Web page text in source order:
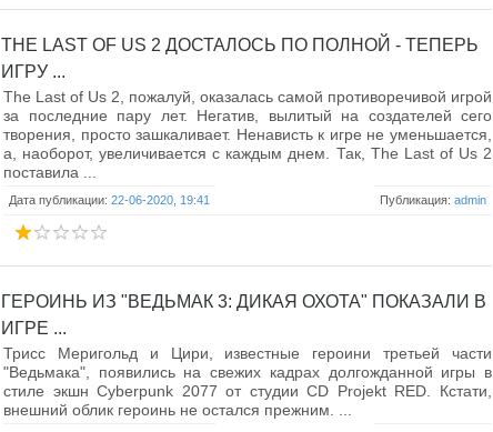
THE LAST OF US 2 ДОСТАЛОСЬ ПО ПОЛНОЙ - ТЕПЕРЬ
ИГРУ ...
The Last of Us 2, пожалуй, оказалась самой противоречивой игрой
за последние пару лет. Негатив, вылитый на создателей сего
творения, просто зашкаливает. Ненависть к игре не уменьшается,
а, наоборот, увеличивается с каждым днем. Так, The Last of Us 2
поставила ...
Дата публикации: 22-06-2020, 19:41 Публикация: admin
ГЕРОИНЬ ИЗ "ВЕДЬМАК 3: ДИКАЯ ОХОТА" ПОКАЗАЛИ В
ИГРЕ ...
Трисс Меригольд и Цири, известные героини третьей части
"Ведьмака", появились на свежих кадрах долгожданной игры в
стиле экшн Cyberpunk 2077 от студии CD Projekt RED. Кстати,
внешний облик героинь не остался прежним. ...